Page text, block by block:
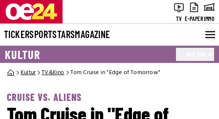
TV E-PAPERIMMO
TICKERSPORTSTARSMAGAZINE
KULTUR
Kultur TV&Kino Tom Cruise in "Edge of Tomorrow"
CRUISE VS. ALIENS
Tom Cruise in "Edge of